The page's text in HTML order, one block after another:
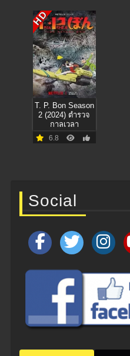
HD
T. P. Bon Season
2 (2024) ตำรวจ
กาลเวลา
6.8
Social